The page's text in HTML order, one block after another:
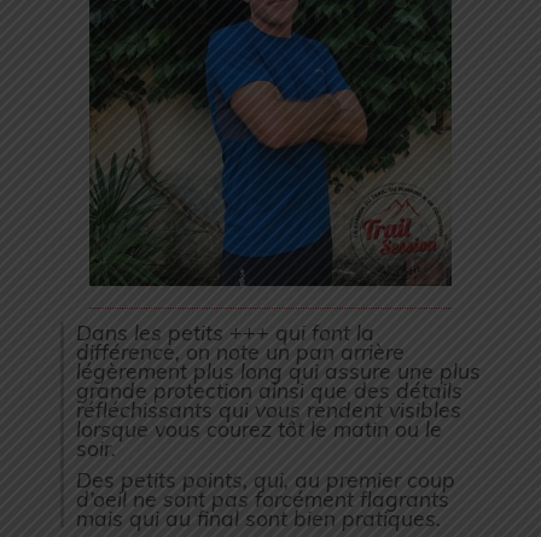
Dans les petits +++ qui font la
différence, on note un pan arrière
légèrement plus long qui assure une plus
grande protection ainsi que des détails
réfléchissants qui vous rendent visibles
lorsque vous courez tôt le matin ou le
soir.
Des petits points, qui, au premier coup
d’oeil ne sont pas forcément flagrants
mais qui au final sont bien pratiques.